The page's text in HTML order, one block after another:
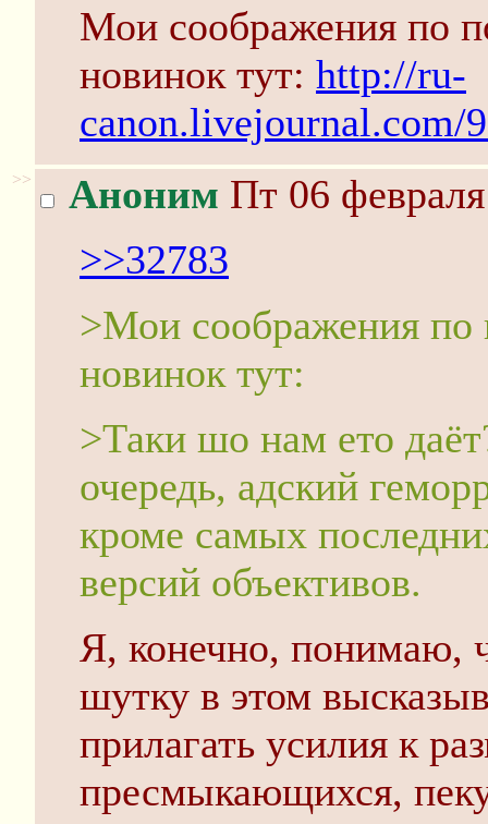
Мои соображения по
новинок тут: http://ru-
canon.livejournal.com/
>> Аноним Пт 06
>>32783
>Мои соображения по
новинок тут:
>Таки шо нам ето
очередь, адский
кроме самых
версий объективов.
Я, конечно, понимаю,
шутку в этом
прилагать усилия к
пресмыкающихся,